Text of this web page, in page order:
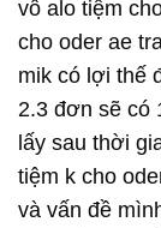
vô alo tiệm
cho oder ae
mik có lợi thế
2.3 đơn sẽ có
lấy sau thời
tiệm k cho
và vấn đề